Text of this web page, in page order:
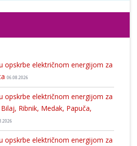
opskrbe električnom energijom za
06.08.2026
opskrbe električnom energijom za
Ribnik, Medak, Papuča,
opskrbe električnom energijom za